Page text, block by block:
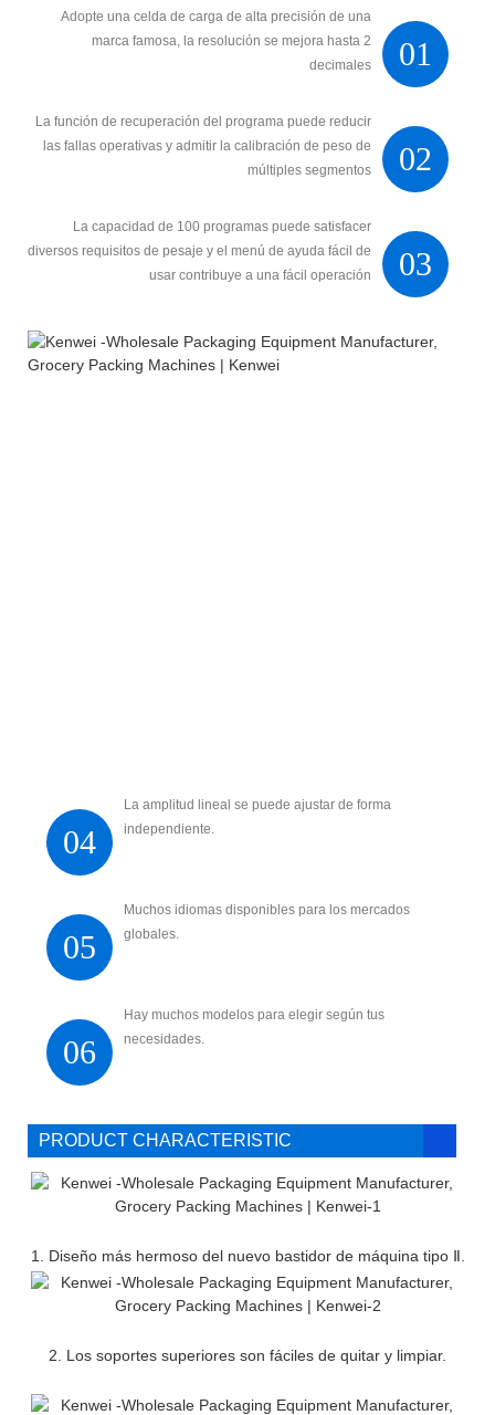
01
Adopte una celda de carga de alta precisión de una
marca famosa, la resolución se mejora hasta 2
decimales
02
La función de recuperación del programa puede reducir
las fallas operativas y admitir la calibración de peso de
múltiples segmentos
03
La capacidad de 100 programas puede satisfacer
diversos requisitos de pesaje y el menú de ayuda fácil de
usar contribuye a una fácil operación
04
La amplitud lineal se puede ajustar de forma
independiente.
05
Muchos idiomas disponibles para los mercados
globales.
06
Hay muchos modelos para elegir según tus
necesidades.
PRODUCT CHARACTERISTIC
1. Diseño más hermoso del nuevo bastidor de máquina tipo Ⅱ.
2. Los soportes superiores son fáciles de quitar y limpiar.